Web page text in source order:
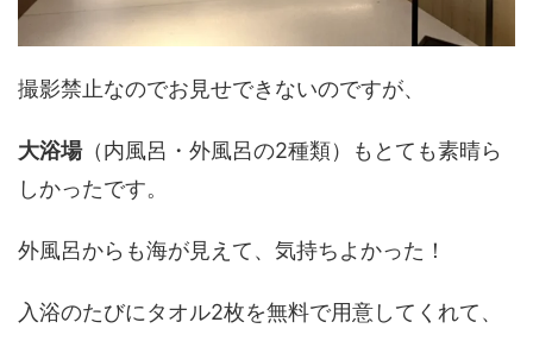
撮影禁止なのでお見せできないのですが、
大浴場（内風呂・外風呂の2種類）もとても素晴ら
しかったです。
外風呂からも海が見えて、気持ちよかった！
入浴のたびにタオル2枚を無料で用意してくれて、